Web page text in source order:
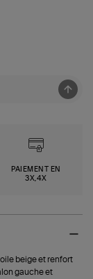
PAIEMENT EN
3X,4X
beige et renfort
gauche et